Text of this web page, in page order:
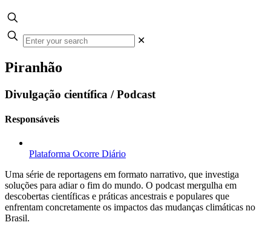
✕
Piranhão
Divulgação científica / Podcast
Responsáveis
Plataforma Ocorre Diário
Uma série de reportagens em formato narrativo, que investiga
soluções para adiar o fim do mundo. O podcast mergulha em
descobertas científicas e práticas ancestrais e populares que
enfrentam concretamente os impactos das mudanças climáticas no
Brasil.